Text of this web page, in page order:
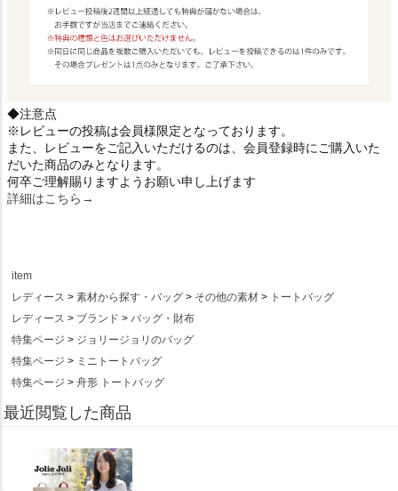
◆注意点
※レビューの投稿は会員様限定となっております。
また、レビューをご記入いただけるのは、会員登録時にご購入いた
だいた商品のみとなります。
何卒ご理解賜りますようお願い申し上げます
詳細はこちら→
item
レディース
素材から探す・バッグ その他の素材
トートバッグ
レディース
ブランド
バッグ・財布
特集ページ
ジョリージョリのバッグ
特集ページ
ミニトートバッグ
特集ページ
舟形 トートバッグ
最近閲覧した商品